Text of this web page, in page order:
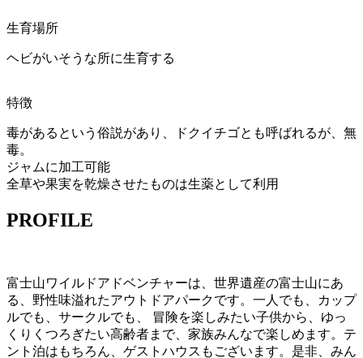
生育場所
ヘビがいそうな所に生育する
特徴
毒があるという俗説があり、ドクイチゴとも呼ばれるが、無
毒。
ジャムに加工可能
全草や果実を乾燥させたものは生薬として利用
PROFILE
富士山ワイルドアドベンチャーは、世界遺産の富士山にあ
る、野性味溢れたアウトドアパークです。一人でも、カップ
ルでも、サークルでも、 冒険を楽しみたい子供から、ゆっ
くりくつろぎたい高齢者まで、家族みんなで楽しめます。テ
ント泊はもちろん、ゲストハウスもございます。是非、みん